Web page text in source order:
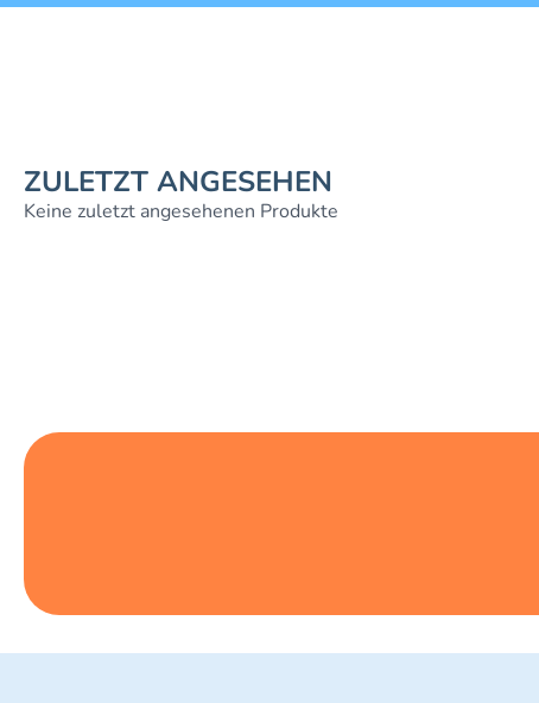
ZULETZT ANGESEHEN
Keine zuletzt angesehenen Produkte